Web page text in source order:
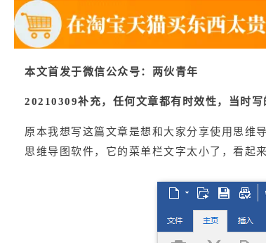
本文首发于微信公众号：两伙青年
20210309补充，任何文章都有时效性，当时
原本我想写这篇文章是想和大家分享使用思维
思维导图软件，它的菜单栏文字太小了，看起